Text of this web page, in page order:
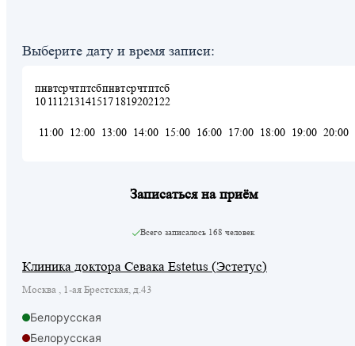
Выберите дату и время записи:
пн
10
вт
11
ср
12
чт
13
пт
14
сб
15
пн
17
вт
18
ср
19
чт
20
пт
21
сб
22
11:00 12:00 13:00 14:00 15:00 16:00 17:00 18:00 19:00 20:00
Записаться на приём
Всего записалось 168 человек
Клиника доктора Севака Estetus (Эстетус)
Москва , 1-ая Брестская, д.43
Белорусская
Белорусская